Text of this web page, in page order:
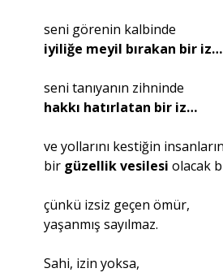
seni görenin kalbinde
iyiliğe meyil bırakan bir iz…
seni tanıyanın zihninde
hakkı hatırlatan bir iz…
ve yollarını kestiğin
bir güzellik vesilesi olacak
çünkü izsiz geçen ömür,
yaşanmış sayılmaz.
Sahi, izin yoksa,